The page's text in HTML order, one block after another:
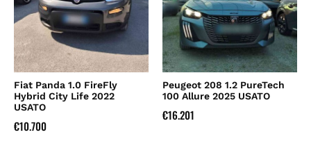
Fiat Panda 1.0 FireFly
Hybrid City Life 2022
USATO
€10.700
Peugeot 208 1.2 PureTech
100 Allure 2025 USATO
€16.201